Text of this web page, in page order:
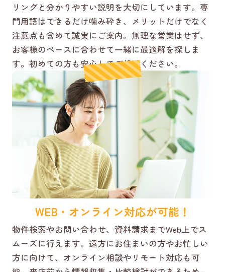
リングと分かりやすい説明を大切にしています。専
門用語はできるだけ噛み砕き、メリットだけでなく
注意点も含めて誠実にご案内。無理な営業はせず、
お客様のペースに合わせて一緒に最適解を探しま
す。初めての方も安心してご相談ください。
WEB・オンライン対応が可能！
物件検索やお問い合わせ、資料請求までWeb上でス
ムーズに行えます。遠方にお住まいの方やお忙しい
方に向けて、オンライン相談やリモート対応も可